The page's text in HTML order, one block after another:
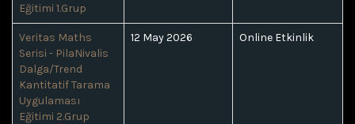
Eğitimi 1.Grup
Veritas Maths
Serisi - PilaNivalis
Dalga/Trend
Kantitatif Tarama
Uygulaması
Eğitimi 2.Grup
12 May 2026 Online Etkinlik